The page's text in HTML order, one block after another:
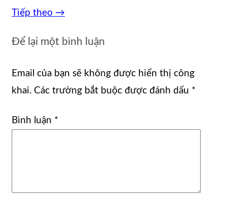
Tiếp theo →
Để lại một bình luận
Email của bạn sẽ không được hiển thị công
khai. Các trường bắt buộc được đánh dấu *
Bình luận *